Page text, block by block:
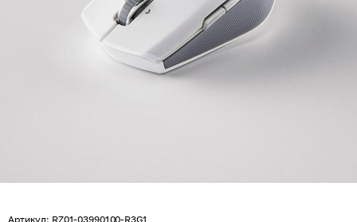
Артикул: RZ01-03990100-R3G1